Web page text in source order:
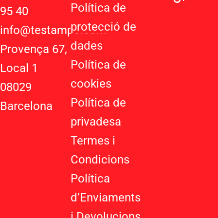
95 40
info@testampo.com
Provença 67,
Local 1
08029
Barcelona
Política de
protecció de
dades
Política de
cookies
Política de
privadesa
Termes i
Condicions
Política
d’Enviaments
g